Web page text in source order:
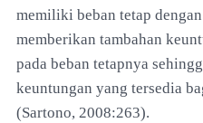
memiliki beban tetap
memberikan tambahan
pada beban tetapnya
keuntungan yang tersedia
(Sartono, 2008:263).